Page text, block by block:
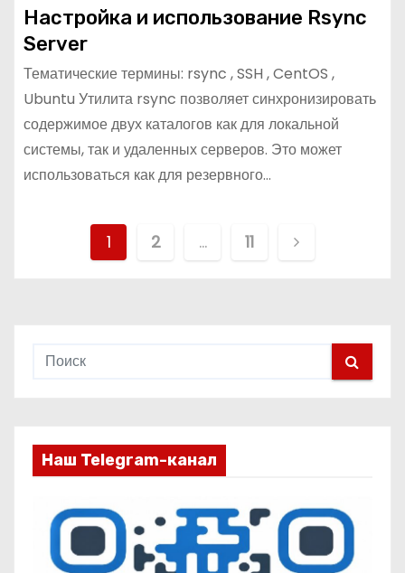
Настройка и использование Rsync
Server
Тематические термины: rsync , SSH , CentOS ,
Ubuntu Утилита rsync позволяет синхронизировать
содержимое двух каталогов как для локальной
системы, так и удаленных серверов. Это может
использоваться как для резервного…
и
ц
и
я
1 2 … 11
Наш Telegram-канал